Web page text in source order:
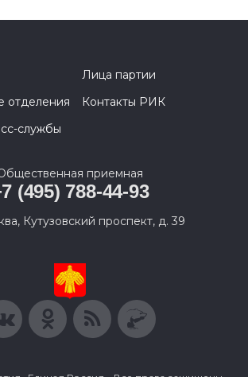
Лица партии
отделения
Контакты РИК
службы
приемная
(495) 788-44-93
Кутузовский проспект, д. 39